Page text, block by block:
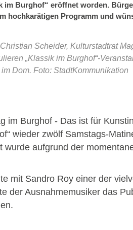
im Burghof“ eröffnet worden.
hochkarätigen Programm und
Scheider, Kulturstadtrat
„Klassik im Burghof“-
Dom. Foto: StadtKommunikation
im Burghof - Das ist für
wieder zwölf Samstags-
wurde aufgrund der
mit Sandro Roy einer der
der Ausnahmemusiker das